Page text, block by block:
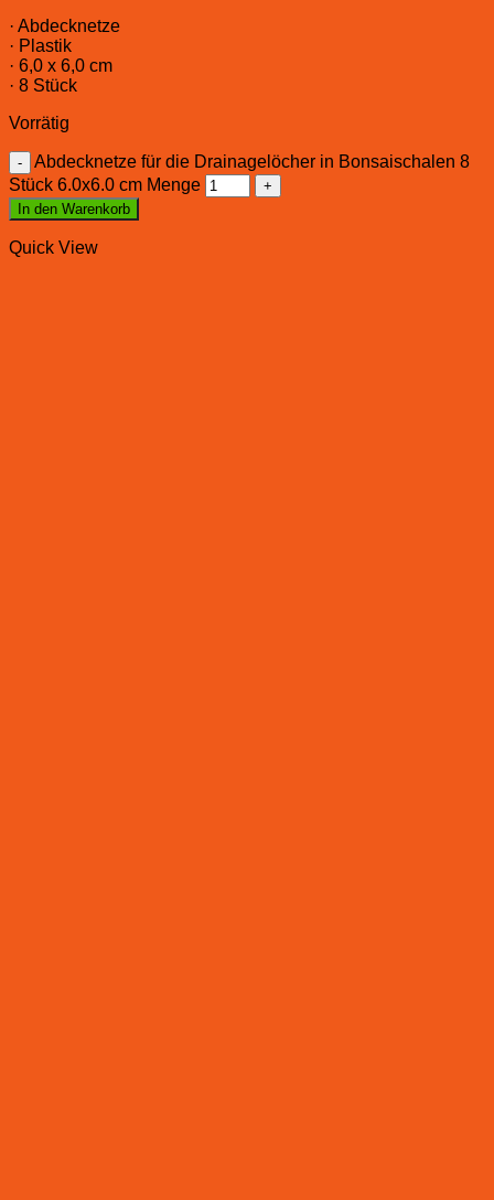
· Abdecknetze
· Plastik
· 6,0 x 6,0 cm
· 8 Stück
Vorrätig
Abdecknetze für die Drainagelöcher in Bonsaischalen 8
Stück 6.0x6.0 cm Menge
In den Warenkorb
Quick View